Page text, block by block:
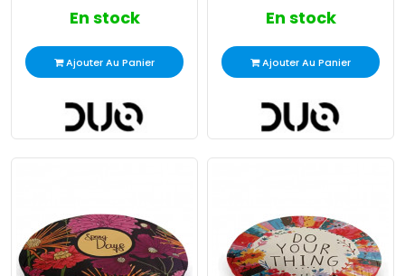
En stock
Ajouter Au Panier
En stock
Ajouter Au Panier